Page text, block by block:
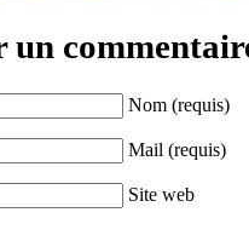
un
Nom (requis)
Mail (requis)
Site web